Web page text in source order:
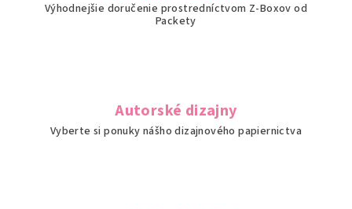
Výhodnejšie doručenie prostredníctvom Z-Boxov od
Packety
Autorské dizajny
Vyberte si ponuky nášho dizajnového papiernictva